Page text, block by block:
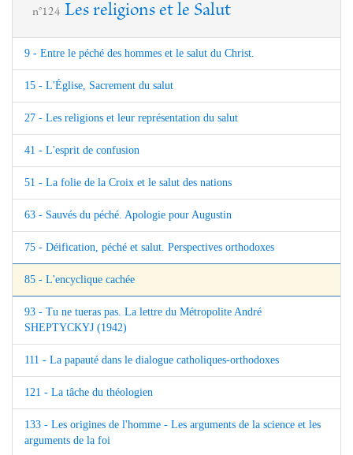
n°124 Les religions et le Salut
9 - Entre le péché des hommes et le salut du Christ.
15 - L'Église, Sacrement du salut
27 - Les religions et leur représentation du salut
41 - L'esprit de confusion
51 - La folie de la Croix et le salut des nations
63 - Sauvés du péché. Apologie pour Augustin
75 - Déification, péché et salut. Perspectives orthodoxes
85 - L'encyclique cachée
93 - Tu ne tueras pas. La lettre du Métropolite André
SHEPTYCKYJ (1942)
111 - La papauté dans le dialogue catholiques-orthodoxes
121 - La tâche du théologien
133 - Les origines de l'homme - Les arguments de la science et les
arguments de la foi